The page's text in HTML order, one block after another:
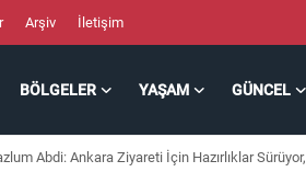
Arşiv İletişim
BÖLGELER YAŞAM GÜNCEL
Abdi: Ankara Ziyareti İçin Hazırlıklar